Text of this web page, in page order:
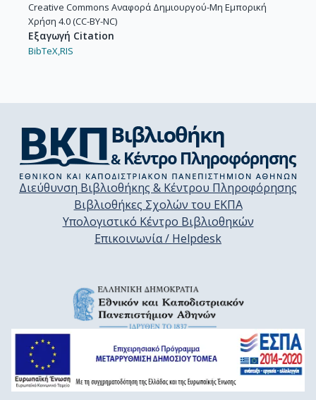
Creative Commons Αναφορά Δημιουργού-Μη Εμπορική
Χρήση 4.0 (CC-BY-NC)
Εξαγωγή Citation
BibTeX,RIS
Διεύθυνση Βιβλιοθήκης & Κέντρου Πληροφόρησης
Βιβλιοθήκες Σχολών του ΕΚΠΑ
Υπολογιστικό Κέντρο Βιβλιοθηκών
Επικοινωνία / Helpdesk